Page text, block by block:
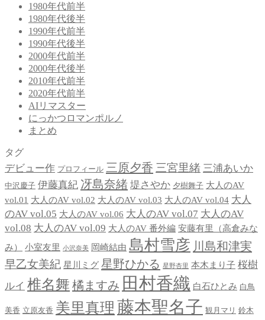
1980年代前半
1980年代後半
1990年代前半
1990年代後半
2000年代前半
2000年代後半
2010年代前半
2020年代前半
AIリマスター
にっかつロマンポルノ
まとめ
タグ
デビュー作 プロフィール 三原夕香 三宮里緒 三浦あいか
中沢慶子 伊藤真紀 冴島奈緒 堤さやか 夕樹舞子 大人のAV
vol.01 大人のAV vol.02 大人のAV vol.03 大人のAV vol.04 大人
のAV vol.05 大人のAV vol.06 大人のAV vol.07 大人のAV
vol.08 大人のAV vol.09 大人のAV 番外編 安藤有里（高倉みな
み）
小室友里 小沢奈美 岡崎結由 島村雪彦 川島和津実
早乙女美紀 星川ミグ 星野ひかる 星野杏里 本木まり子 桜樹
ルイ 椎名舞 橘ますみ 田村香織 白石ひとみ 白鳥
美香 立原友香 美里真理 藤本聖名子 観月マリ 鈴木